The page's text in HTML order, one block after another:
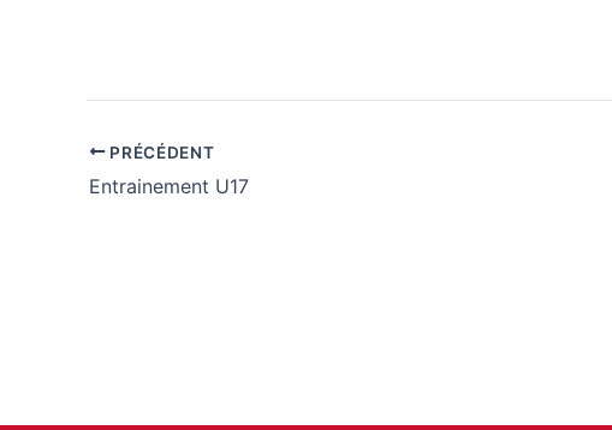
PRÉCÉDENT
Entrainement U17